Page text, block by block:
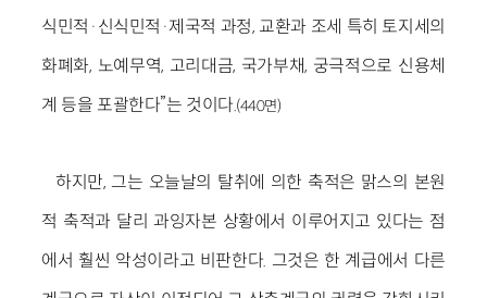
식민적·신식민적·제국적 과정, 교환과 조세 특히 토지세의
화폐화, 노예무역, 고리대금, 국가부채, 궁극적으로 신용체
계 등을 포괄한다”는 것이다.(440면)
하지만, 그는 오늘날의 탈취에 의한 축적은 맑스의 본원
적 축적과 달리 과잉자본 상황에서 이루어지고 있다는 점
에서 훨씬 악성이라고 비판한다. 그것은 한 계급에서 다른